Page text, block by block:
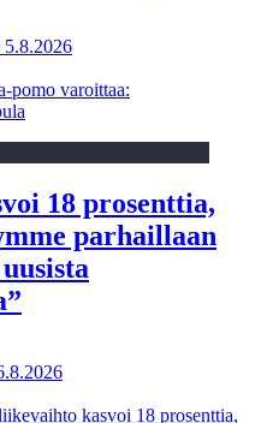
5.8.2026
pomo varoittaa:
18 prosenttia,
parhaillaan
kasvoi 18 prosenttia,